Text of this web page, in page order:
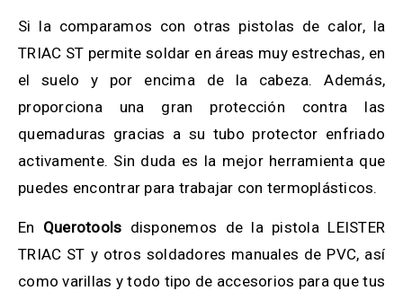
Si la comparamos con otras pistolas de calor, la
TRIAC ST permite soldar en áreas muy estrechas, en
el suelo y por encima de la cabeza. Además,
proporciona una gran protección contra las
quemaduras gracias a su tubo protector enfriado
activamente. Sin duda es la mejor herramienta que
puedes encontrar para trabajar con termoplásticos.
En Querotools disponemos de la pistola LEISTER
TRIAC ST y otros soldadores manuales de PVC, así
como varillas y todo tipo de accesorios para que tus